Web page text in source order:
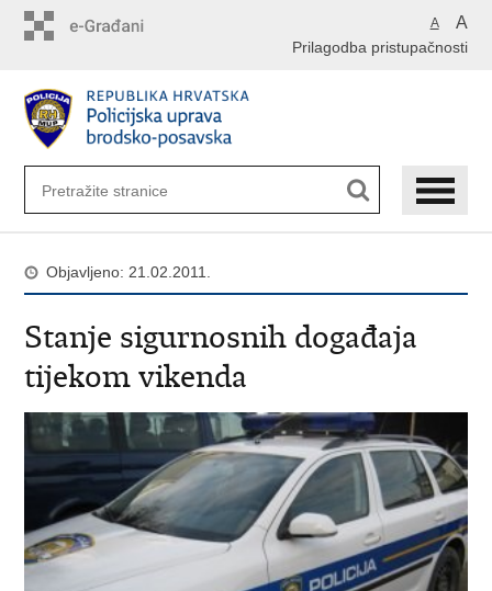
A A
Prilagodba pristupačnosti
Objavljeno: 21.02.2011.
Stanje sigurnosnih događaja
tijekom vikenda